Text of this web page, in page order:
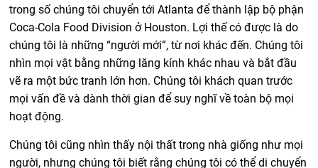
trong số chúng tôi chuyển tới Atlanta để thành lập bộ phận
Coca-Cola Food Division ở Houston. Lợi thế có được là do
chúng tôi là những “người mới”, từ nơi khác đến. Chúng tôi
nhìn mọi vật bằng những lăng kính khác nhau và bắt đầu
vẽ ra một bức tranh lớn hơn. Chúng tôi khách quan trước
mọi vấn đề và dành thời gian để suy nghĩ về toàn bộ mọi
hoạt động.
Chúng tôi cũng nhìn thấy nội thất trong nhà giống như mọi
người, nhưng chúng tôi biết rằng chúng tôi có thể di chuyển